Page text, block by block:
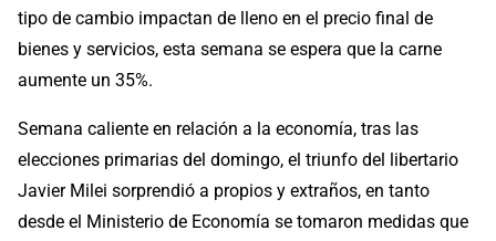
tipo de cambio impactan de lleno en el precio final de
bienes y servicios, esta semana se espera que la carne
aumente un 35%.
Semana caliente en relación a la economía, tras las
elecciones primarias del domingo, el triunfo del libertario
Javier Milei sorprendió a propios y extraños, en tanto
desde el Ministerio de Economía se tomaron medidas que